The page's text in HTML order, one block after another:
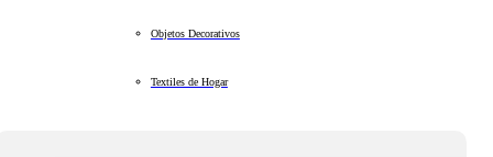
Objetos Decorativos
Textiles de Hogar